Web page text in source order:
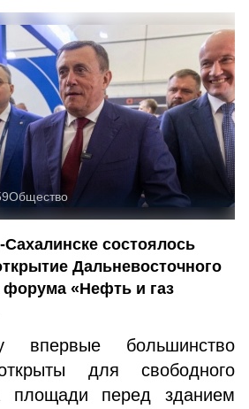
Общество
состоялось
Дальневосточного
форума «Нефть и газ
большинство
для свободного
площади перед зданием